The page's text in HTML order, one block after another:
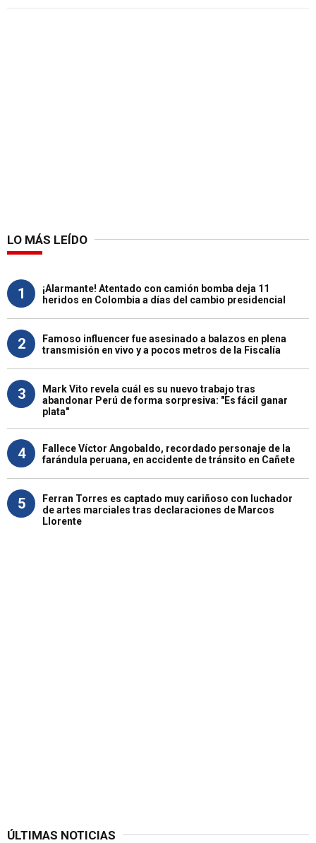
LO MÁS LEÍDO
1
¡Alarmante! Atentado con camión bomba deja 11
heridos en Colombia a días del cambio presidencial
2
Famoso influencer fue asesinado a balazos en plena
transmisión en vivo y a pocos metros de la Fiscalía
3
Mark Vito revela cuál es su nuevo trabajo tras
abandonar Perú de forma sorpresiva: "Es fácil ganar
plata"
4
Fallece Víctor Angobaldo, recordado personaje de la
farándula peruana, en accidente de tránsito en Cañete
5
Ferran Torres es captado muy cariñoso con luchador
de artes marciales tras declaraciones de Marcos
Llorente
ÚLTIMAS NOTICIAS